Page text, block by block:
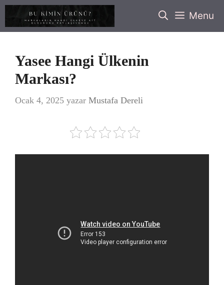
İçeriğe
Menu
Yasee Hangi Ülkenin
Markası?
Ocak 4, 2025 yazar Mustafa Dereli